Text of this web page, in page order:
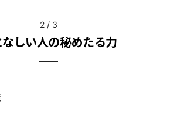
2 / 3
なしい人の秘めたる力